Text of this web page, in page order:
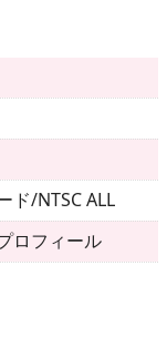
ド/NTSC ALL
ロフィール